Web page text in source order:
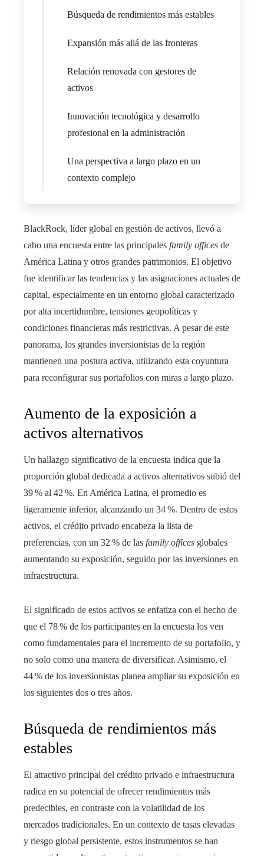
Búsqueda de rendimientos más estables
Expansión más allá de las fronteras
Relación renovada con gestores de
activos
Innovación tecnológica y desarrollo
profesional en la administración
Una perspectiva a largo plazo en un
contexto complejo
BlackRock, líder global en gestión de activos, llevó a
cabo una encuesta entre las principales family offices de
América Latina y otros grandes patrimonios. El objetivo
fue identificar las tendencias y las asignaciones actuales de
capital, especialmente en un entorno global caracterizado
por alta incertidumbre, tensiones geopolíticas y
condiciones financieras más restrictivas. A pesar de este
panorama, los grandes inversionistas de la región
mantienen una postura activa, utilizando esta coyuntura
para reconfigurar sus portafolios con miras a largo plazo.
Aumento de la exposición a
activos alternativos
Un hallazgo significativo de la encuesta indica que la
proporción global dedicada a activos alternativos subió del
39 % al 42 %. En América Latina, el promedio es
ligeramente inferior, alcanzando un 34 %. Dentro de estos
activos, el crédito privado encabeza la lista de
preferencias, con un 32 % de las family offices globales
aumentando su exposición, seguido por las inversiones en
infraestructura.
El significado de estos activos se enfatiza con el hecho de
que el 78 % de los participantes en la encuesta los ven
como fundamentales para el incremento de su portafolio, y
no solo como una manera de diversificar. Asimismo, el
44 % de los inversionistas planea ampliar su exposición en
los siguientes dos o tres años.
Búsqueda de rendimientos más
estables
El atractivo principal del crédito privado e infraestructura
radica en su potencial de ofrecer rendimientos más
predecibles, en contraste con la volatilidad de los
mercados tradicionales. En un contexto de tasas elevadas
y riesgo global persistente, estos instrumentos se han